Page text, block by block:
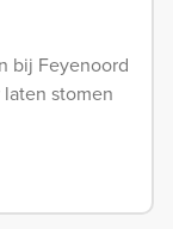
bij Feyenoord
stomen